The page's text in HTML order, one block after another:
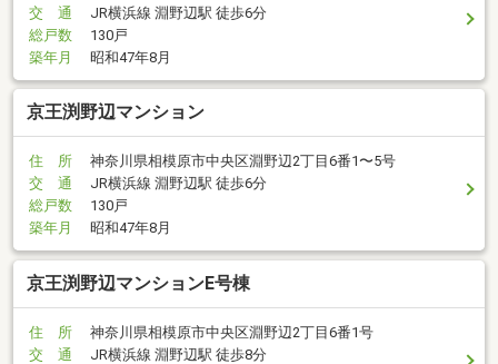
交 通
JR横浜線 淵野辺駅 徒歩6分
総戸数
130戸
築年月
昭和47年8月
京王渕野辺マンション
住 所
神奈川県相模原市中央区淵野辺2丁目6番1〜5号
交 通
JR横浜線 淵野辺駅 徒歩6分
総戸数
130戸
築年月
昭和47年8月
京王渕野辺マンションE号棟
住 所
神奈川県相模原市中央区淵野辺2丁目6番1号
交 通
JR横浜線 淵野辺駅 徒歩8分